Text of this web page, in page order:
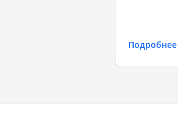
Подробнее